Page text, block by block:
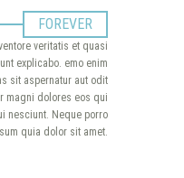
FOREVER
veritatis et quasi
explicabo. emo enim
sit aspernatur aut odit
magni dolores eos qui
nesciunt. Neque porro
quia dolor sit amet.